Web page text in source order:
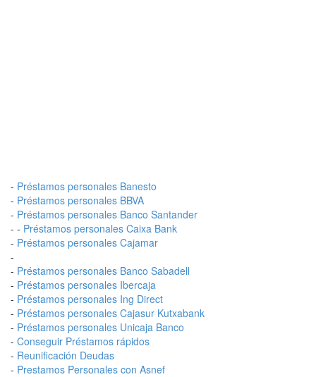
- Préstamos personales Banesto
- Préstamos personales BBVA
- Préstamos personales Banco Santander
- - Préstamos personales Caixa Bank
- Préstamos personales Cajamar
-
- Préstamos personales Banco Sabadell
- Préstamos personales Ibercaja
- Préstamos personales Ing Direct
- Préstamos personales Cajasur Kutxabank
- Préstamos personales Unicaja Banco
- Conseguir Préstamos rápidos
- Reunificación Deudas
- Prestamos Personales con Asnef